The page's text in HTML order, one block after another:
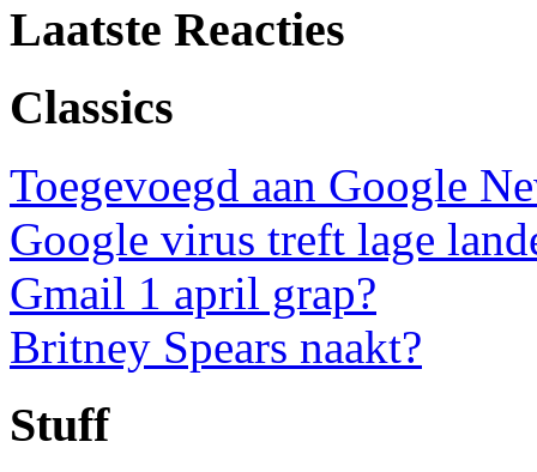
Laatste Reacties
Classics
Toegevoegd aan Google
Google virus treft lage
Gmail 1 april grap?
Britney Spears naakt?
Stuff